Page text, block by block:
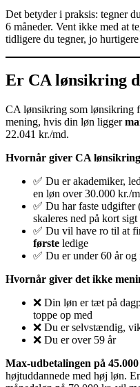
Det betyder i praksis: tegner
6 måneder. Vent ikke med at
tidligere du tegner, jo
Er CA lønsikring
CA lønsikring som lønsikring
mening, hvis din løn ligger
22.041 kr./md.
Hvornår giver CA
✅ Du er akademiker,
en løn over 30.000 kr./
✅ Du har faste
skaleres ned på kort sigt
✅ Du vil have ro til at
første ledige
✅ Du er under 60 år
Hvornår giver det ikke
❌ Din løn er tæt på
toppe op med
❌ Du er selvstændig,
❌ Du er over 59 år
Max-udbetalingen på
højtuddannede med høj løn.